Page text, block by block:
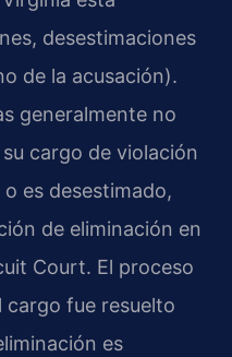
desestimaciones
de la acusación).
generalmente no
cargo de violación
es desestimado,
de eliminación en
Court. El proceso
cargo fue resuelto
es